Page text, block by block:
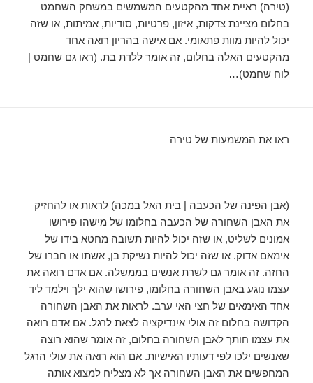
(טירה) ראיית אחד מהקטעים המשמשים במשחק השחמט
בחלום מציינת צדקות, איזון, פרטיות, סודיות, אמיתות, או שזה
יכול להיות מוות פתאומי. אם אישה בהריון רואה אחד
מהקטעים האלה בחלום, זה אומר ללדת בת. (ראו גם שחמט |
לוח שחמט)…
ראו את המשמעות של טירה
(אבן הפינה של הכעבה | בית האל במכה) לראות או להחזיק
את האבן השחורה של הכעבה בחלומו של מישהו פירושו
אמונים לשליט, או שזה יכול להיות תשובה מחטא בידו של
אימאם אדוק. או שזה יכול להיות נשיקת בן, אשתו או חברו של
החזה. זה אומר גם לשרת אנשים בממשלה. אם אדם רואה את
עצמו נוגע באבן השחורה בחלומו, פירושו שהוא ילך וילמד ליד
אחד האימאים של חצי האי ערב. לראות את האבן השחורה
הקדושה בחלום זה אולי אינדיקציה לצאת לרגל. אם אדם רואה
את עצמו חותך לאבן השחורה בחלום, זה אומר שהוא רוצה
שאנשים ילכו לפי דעותיו האישיות. אם הוא רואה את עולי הרגל
המחפשים את האבן השחורה אך לא מצליח למצוא אותה